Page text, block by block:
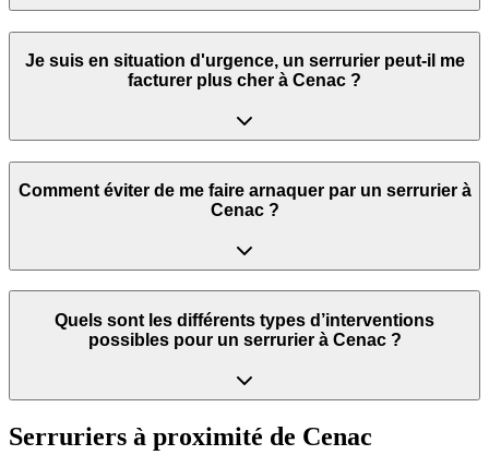
Je suis en situation d'urgence, un serrurier peut‑il me
facturer plus cher à Cenac ?
Comment éviter de me faire arnaquer par un serrurier à
Cenac ?
Quels sont les différents types d’interventions
possibles pour un serrurier à Cenac ?
Serruriers à proximité de Cenac